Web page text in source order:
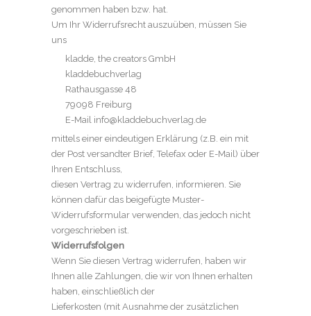
genommen haben bzw. hat.
Um Ihr Widerrufsrecht auszuüben, müssen Sie
uns
kladde, the creators GmbH
kladdebuchverlag
Rathausgasse 48
79098 Freiburg
E-Mail info@kladdebuchverlag.de
mittels einer eindeutigen Erklärung (z.B. ein mit
der Post versandter Brief, Telefax oder E-Mail) über
Ihren Entschluss,
diesen Vertrag zu widerrufen, informieren. Sie
können dafür das beigefügte Muster-
Widerrufsformular verwenden, das jedoch nicht
vorgeschrieben ist.
Widerrufsfolgen
Wenn Sie diesen Vertrag widerrufen, haben wir
Ihnen alle Zahlungen, die wir von Ihnen erhalten
haben, einschließlich der
Lieferkosten (mit Ausnahme der zusätzlichen